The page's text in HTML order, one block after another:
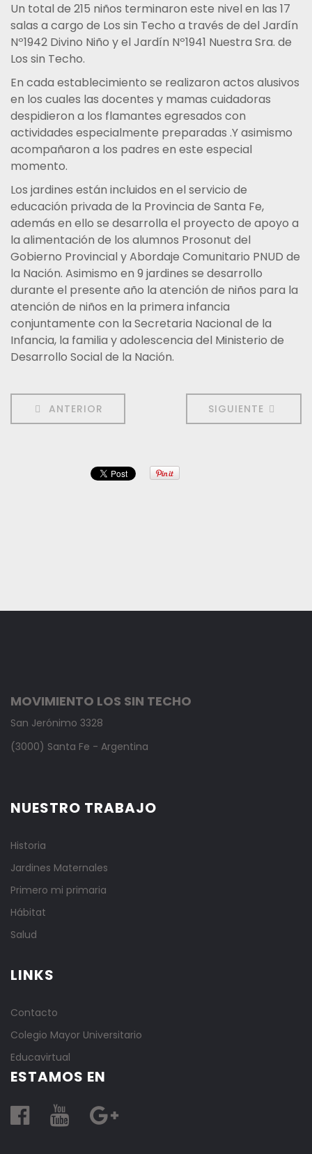
Un total de 215 niños terminaron este nivel en las 17
salas a cargo de Los sin Techo a través de del Jardín
Nº1942 Divino Niño y el Jardín Nº1941 Nuestra Sra. de
Los sin Techo.
En cada establecimiento se realizaron actos alusivos
en los cuales las docentes y mamas cuidadoras
despidieron a los flamantes egresados con
actividades especialmente preparadas .Y asimismo
acompañaron a los padres en este especial
momento.
Los jardines están incluidos en el servicio de
educación privada de la Provincia de Santa Fe,
además en ello se desarrolla el proyecto de apoyo a
la alimentación de los alumnos Prosonut del
Gobierno Provincial y Abordaje Comunitario PNUD de
la Nación. Asimismo en 9 jardines se desarrollo
durante el presente año la atención de niños para la
atención de niños en la primera infancia
conjuntamente con la Secretaria Nacional de la
Infancia, la familia y adolescencia del Ministerio de
Desarrollo Social de la Nación.
ANTERIOR SIGUIENTE
MOVIMIENTO LOS SIN TECHO
San Jerónimo 3328
(3000) Santa Fe - Argentina
NUESTRO TRABAJO
Historia
Jardines Maternales
Primero mi primaria
Hábitat
Salud
LINKS
Contacto
Colegio Mayor Universitario
Educavirtual
ESTAMOS EN